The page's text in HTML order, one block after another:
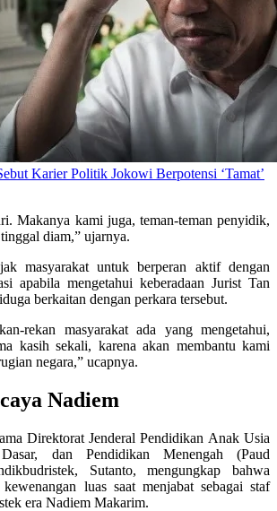
Karier Politik Jokowi Berpotensi ‘Tamat’
Makanya kami juga, teman-teman penyidik,
diam,” ujarnya.
masyarakat untuk berperan aktif dengan
apabila mengetahui keberadaan Jurist Tan
berkaitan dengan perkara tersebut.
rekan masyarakat ada yang mengetahui,
kasih sekali, karena akan membantu kami
negara,” ucapnya.
Nadiem
Direktorat Jenderal Pendidikan Anak Usia
dan Pendidikan Menengah (Paud
Sutanto, mengungkap bahwa
luas saat menjabat sebagai staf
era Nadiem Makarim.